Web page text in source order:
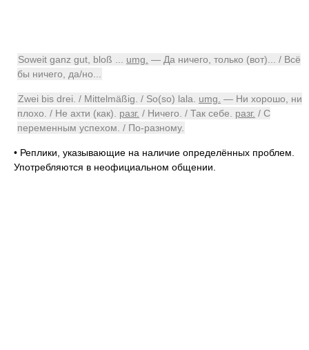
Soweit ganz gut, bloß ... umg. — Да ничего, только (вот)... / Всё
бы ничего, да/но...
Zwei bis drei. / Mittelmäßig. / So(so) lala. umg. — Ни хорошо, ни
плохо. / Не ахти (как). разг. / Ничего. / Так себе. разг. / С
переменным успехом. / По-разному.
• Реплики, указывающие на наличие определённых проблем.
Употребляются в неофициальном общении.